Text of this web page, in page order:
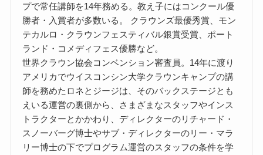
プで常任講師を14年務める。教え子にはコンクール優
勝者・入賞者が多数いる。 クラウンズ最優秀賞、モン
テカルロ・クラウンフェスティバル銀賞受賞、ポート
ランド・コメディフェス優勝など。
世界クラウン協会コンベンション審査員。14年に渡り
アメリカでウイスコンシン大学クラウンキャンプの講
師を務めたロネとジージは、そのバックステージとも
えいる運営の裏側から、さまざまなスタッフやインス
トラクターとかかわり、ディレクターのリチャード・
スノーバーグ博士やサブ・ディレクターのリー・マラ
リー博士の下でプログラム運営のスタッフの条件を学